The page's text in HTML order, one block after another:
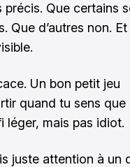
précis. Que certains
Que d’autres non.
Un bon petit jeu
quand tu sens
léger, mais pas idiot.
juste attention à un